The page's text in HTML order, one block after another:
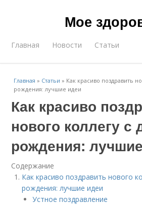
Мое
Главная Новости Статьи
Главная » Статьи » Как красиво поздравить
рождения: лучшие идеи
Как красиво
нового коллегу с
рождения:
Содержание
Как красиво поздравить нового
рождения: лучшие идеи
Устное поздравление